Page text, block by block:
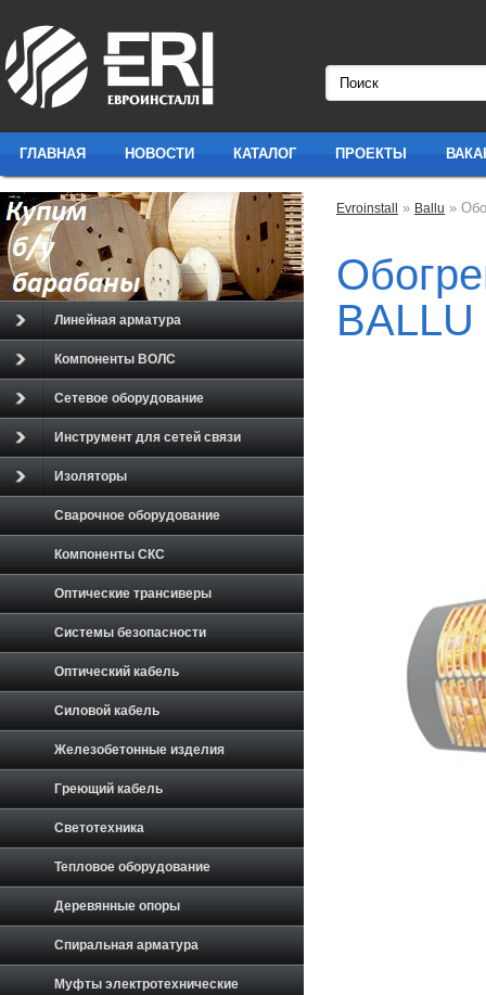
ГЛАВНАЯ НОВОСТИ КАТАЛОГ ПРОЕКТЫ
Evroinstall » Ballu »
Линейная арматура
Компоненты ВОЛС
Сетевое оборудование
Инструмент для сетей связи
Изоляторы
Сварочное оборудование
Компоненты СКС
Оптические трансиверы
Системы безопасности
Оптический кабель
Силовой кабель
Железобетонные изделия
Греющий кабель
Светотехника
Тепловое оборудование
Деревянные опоры
Спиральная арматура
Муфты электротехнические